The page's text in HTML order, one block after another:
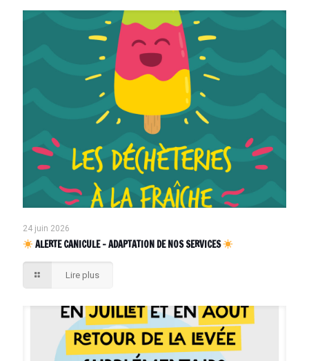
24 juin 2026
ALERTE CANICULE – ADAPTATION DE NOS SERVICES
Lire plus